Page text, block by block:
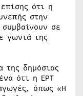
ότι η
στην
σε
γωνιά της
της δημόσιας
ότι η ΕΡΤ
όπως «Η